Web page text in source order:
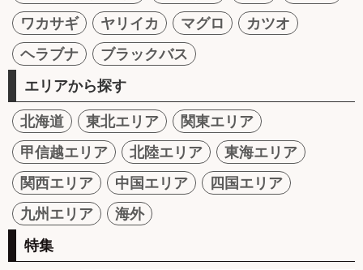
ワカサギ
ヤリイカ マグロ
カツオ
ヘラブナ
ブラックバス
エリアから探す
北海道 東北エリア
関東エリア
甲信越エリア
北陸エリア
東海エリア
関西エリア
中国エリア
四国エリア
九州エリア
海外
特集